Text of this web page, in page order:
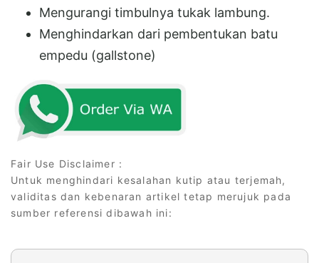
Mengurangi timbulnya tukak lambung.
Menghindarkan dari pembentukan batu
empedu (gallstone)
Fair Use Disclaimer :
Untuk menghindari kesalahan kutip atau terjemah,
validitas dan kebenaran artikel tetap merujuk pada
sumber referensi dibawah ini: